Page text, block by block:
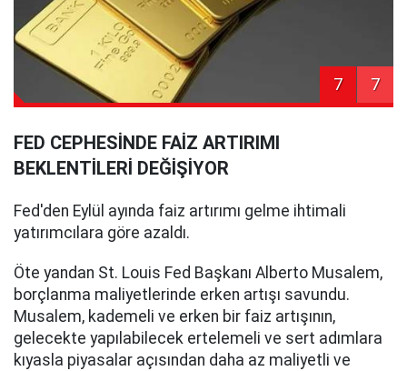
7 7
FED CEPHESİNDE FAİZ ARTIRIMI
BEKLENTİLERİ DEĞİŞİYOR
Fed'den Eylül ayında faiz artırımı gelme ihtimali
yatırımcılara göre azaldı.
Öte yandan St. Louis Fed Başkanı Alberto Musalem,
borçlanma maliyetlerinde erken artışı savundu.
Musalem, kademeli ve erken bir faiz artışının,
gelecekte yapılabilecek ertelemeli ve sert adımlara
kıyasla piyasalar açısından daha az maliyetli ve